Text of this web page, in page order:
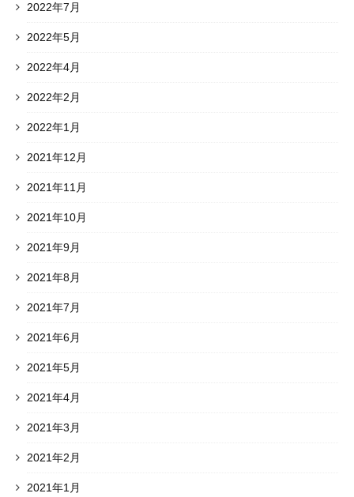
2022年7月
2022年5月
2022年4月
2022年2月
2022年1月
2021年12月
2021年11月
2021年10月
2021年9月
2021年8月
2021年7月
2021年6月
2021年5月
2021年4月
2021年3月
2021年2月
2021年1月